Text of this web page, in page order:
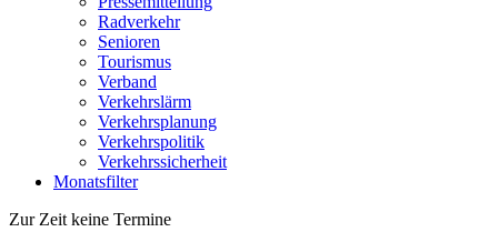
Radverkehr
Senioren
Tourismus
Verband
Verkehrslärm
Verkehrsplanung
Verkehrspolitik
Verkehrssicherheit
Monatsfilter
Zur Zeit keine Termine